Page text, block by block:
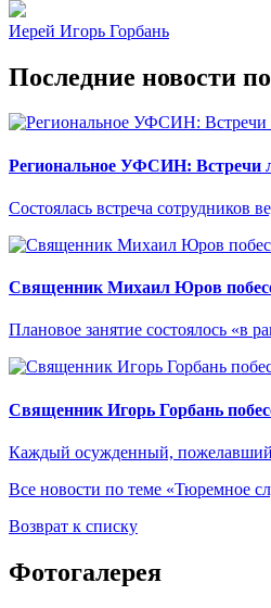
Иерей Игорь Горбань
Последние новости
Региональное УФСИН: Встречи
Состоялась встреча
Священник Михаил Юров
Плановое занятие состоялось «в
Священник Игорь Горбань
Каждый осужденный, пожелавший
Все новости по теме «Тюремное
Возврат к списку
Фотогалерея